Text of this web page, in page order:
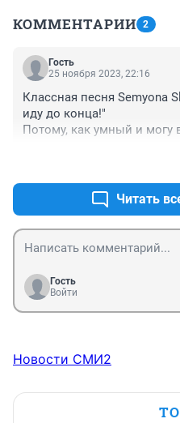
КОММЕНТАРИИ 2
Гость
25 ноября 2023, 22:16
Классная песня Semyonа
иду до конца!"
Потому, как умный и могу
Читать
Гость
Войти
Новости СМИ2